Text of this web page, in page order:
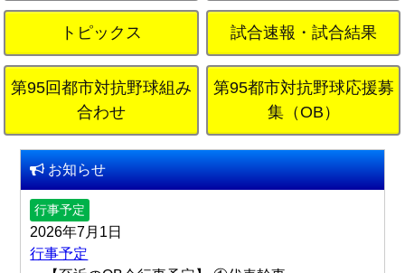
トピックス 試合速報・試合結果
第95回都市対抗野球組み
合わせ
第95都市対抗野球応援募
集（OB）
お知らせ
行事予定
2026年7月1日
行事予定